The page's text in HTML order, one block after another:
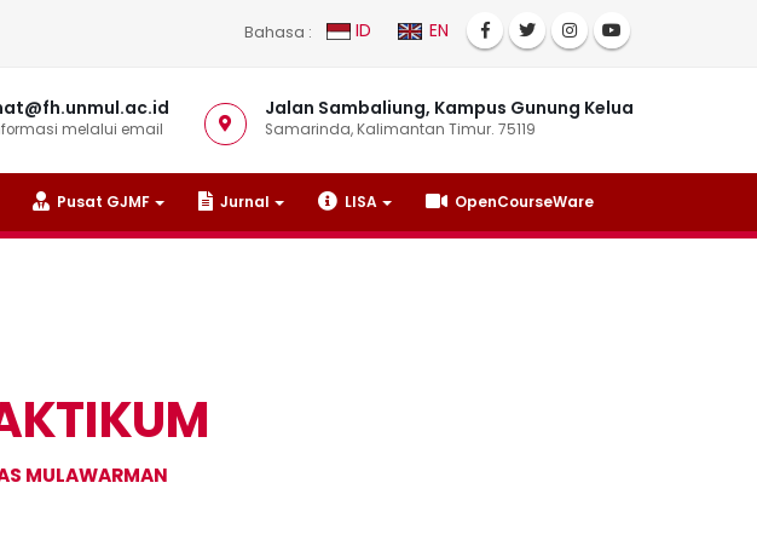
Bahasa : ID EN
melalui email
Jalan Sambaliung, Kampus Gunung Kelua
Samarinda, Kalimantan Timur. 75119
Pusat GJMF Jurnal LISA OpenCourseWare
MULAWARMAN